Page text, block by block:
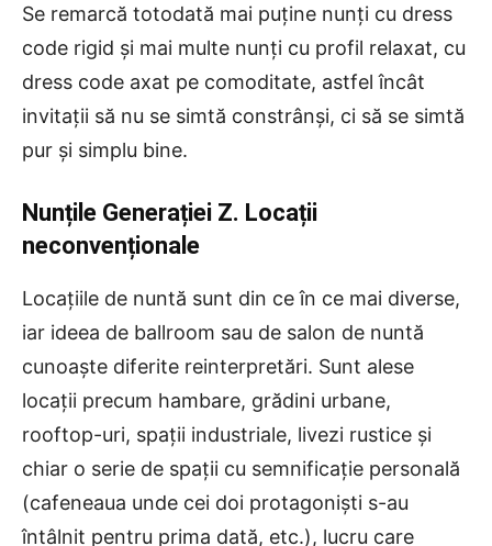
Se remarcă totodată mai puține nunți cu dress
code rigid și mai multe nunți cu profil relaxat, cu
dress code axat pe comoditate, astfel încât
invitații să nu se simtă constrânși, ci să se simtă
pur și simplu bine.
Nunțile Generației Z. Locații
neconvenționale
Locațiile de nuntă sunt din ce în ce mai diverse,
iar ideea de ballroom sau de salon de nuntă
cunoaște diferite reinterpretări. Sunt alese
locații precum hambare, grădini urbane,
rooftop-uri, spații industriale, livezi rustice și
chiar o serie de spații cu semnificație personală
(cafeneaua unde cei doi protagoniști s-au
întâlnit pentru prima dată, etc.), lucru care